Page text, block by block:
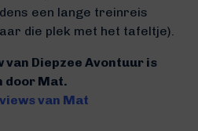
een lange treinreis
die plek met het tafeltje).
van Diepzee Avontuur is
door Mat.
van Mat